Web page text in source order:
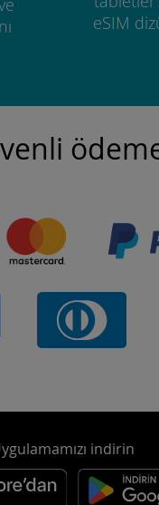
eSIM
indirin